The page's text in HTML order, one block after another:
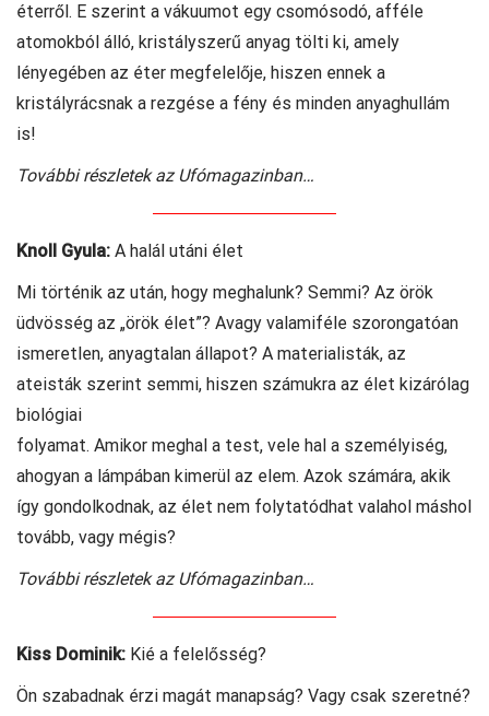
éterről. E szerint a vákuumot egy csomósodó, afféle
atomokból álló, kristályszerű anyag tölti ki, amely
lényegében az éter megfelelője, hiszen ennek a
kristályrácsnak a rezgése a fény és minden anyaghullám
is!
További részletek az Ufómagazinban…
Knoll Gyula: A halál utáni élet
Mi történik az után, hogy meghalunk? Semmi? Az örök
üdvösség az „örök élet”? Avagy valamiféle szorongatóan
ismeretlen, anyagtalan állapot? A materialisták, az
ateisták szerint semmi, hiszen számukra az élet kizárólag
biológiai
folyamat. Amikor meghal a test, vele hal a személyiség,
ahogyan a lámpában kimerül az elem. Azok számára, akik
így gondolkodnak, az élet nem folytatódhat valahol máshol
tovább, vagy mégis?
További részletek az Ufómagazinban…
Kiss Dominik: Kié a felelősség?
Ön szabadnak érzi magát manapság? Vagy csak szeretné?